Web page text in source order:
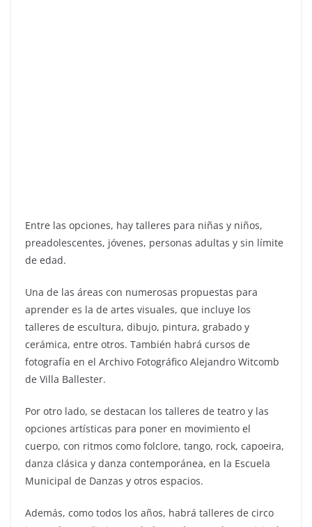
Entre las opciones, hay talleres para niñas y niños,
preadolescentes, jóvenes, personas adultas y sin límite
de edad.
Una de las áreas con numerosas propuestas para
aprender es la de artes visuales, que incluye los
talleres de escultura, dibujo, pintura, grabado y
cerámica, entre otros. También habrá cursos de
fotografía en el Archivo Fotográfico Alejandro Witcomb
de Villa Ballester.
Por otro lado, se destacan los talleres de teatro y las
opciones artísticas para poner en movimiento el
cuerpo, con ritmos como folclore, tango, rock, capoeira,
danza clásica y danza contemporánea, en la Escuela
Municipal de Danzas y otros espacios.
Además, como todos los años, habrá talleres de circo